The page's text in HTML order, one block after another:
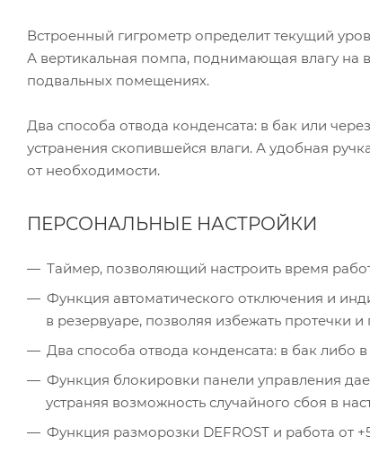
Встроенный гигрометр определит текущий
А вертикальная помпа, поднимающая влагу на
подвальных помещениях.
Два способа отвода конденсата: в бак или
устранения скопившейся влаги. А удобная
от необходимости.
ПЕРСОНАЛЬНЫЕ НАСТРОЙКИ
Таймер, позволяющий настроить время
Функция автоматического отключения и
в резервуаре, позволяя избежать протечки
Два способа отвода конденсата: в бак
Функция блокировки панели управления
устраняя возможность случайного сбоя в
Функция разморозки DEFROST и работа от